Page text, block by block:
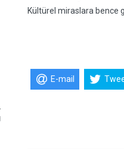
Kültürel miraslara bence
E-mail